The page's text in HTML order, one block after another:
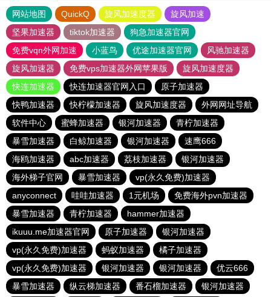
网站地图 QuickQ 旋风加速度器
旋风加速
坚果加速器
tiktok加速器
狗急加速器官网
免费vqn外网加速
小蓝鸟 优途加速器官网
风驰加速器
旋风加速器
免费vps加速器外网苹果版
旋风加速度器
快连加速器
快连加速器官网入口
原子加速器
快鸭加速器
快柠檬加速器 旋风加速度器
外网网址导航
软件中心
蜜蜂加速器 银河加速器
青柠加速器
暴雪加速器
白鲸加速器 银河加速器
速鹰666
海鸥加速器
abc加速器 荔枝加速器
银河加速器
海外梯子官网
暴雪加速器
vp(永久免费)加速器
anyconnect
哇哇加速器 1元机场
免费海外pvn加速器
暴雪加速器
青柠加速器
hammer加速器
ikuuu.me加速器官网
原子加速器
银河加速器
vp(永久免费)加速器
蚂蚁加速器
橘子加速器
vp(永久免费)加速器
银河加速器 银河加速器
优云666
暴雪加速器
纵云梯加速器 番石榴加速器 银河加速器